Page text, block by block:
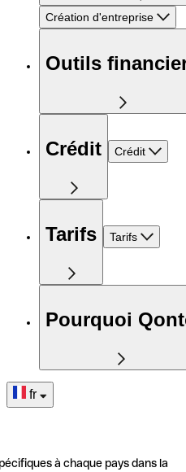
Création d'entreprise
Outils
Crédit Crédit
Tarifs Tarifs
Pourquoi
fr
à chaque pays dans la